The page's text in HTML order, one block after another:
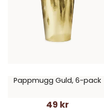
Pappmugg Guld, 6-pack
49 kr